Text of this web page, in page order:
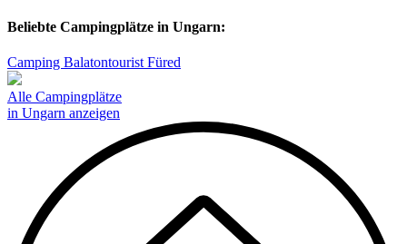
Beliebte Campingplätze in Ungarn:
Camping Balatontourist Füred
Alle Campingplätze
in Ungarn anzeigen